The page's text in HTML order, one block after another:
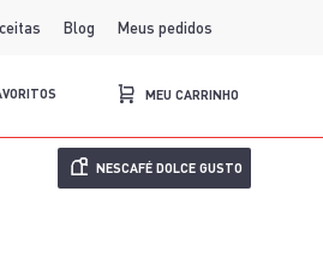
Blog Meus pedidos
NESCAFÉ DOLCE GUSTO